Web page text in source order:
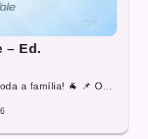
– Ed.
a família! 🐐 📌 O...